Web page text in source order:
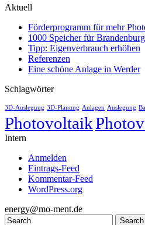
Aktuell
Förderprogramm für mehr
1000 Speicher für Brandenburg
Tipp: Eigenverbrauch erhöhen
Referenzen
Eine schöne Anlage in Werder
Schlagwörter
3D-Auslegung 3D-Planung Anlagen Auslegung
Photovoltaik
Intern
Anmelden
Eintrags-Feed
Kommentar-Feed
WordPress.org
energy@mo-ment.de